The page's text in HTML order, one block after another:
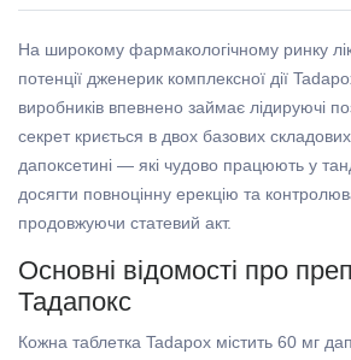
На широкому фармакологічному ринку
потенції дженерик комплексної дії
виробників впевнено займає лідируючі
секрет криється в двох базових
дапоксетині — які чудово працюють у
досягти повноцінну ерекцію та
продовжуючи статевий акт.
Основні відомості про
Тадапокс
Кожна таблетка Tadapox містить 60 мг